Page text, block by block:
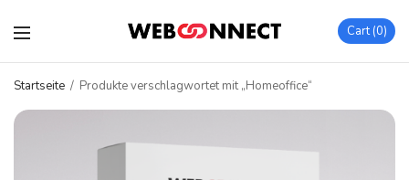
Cart 0
Startseite / Produkte verschlagwortet mit „Homeoffice“